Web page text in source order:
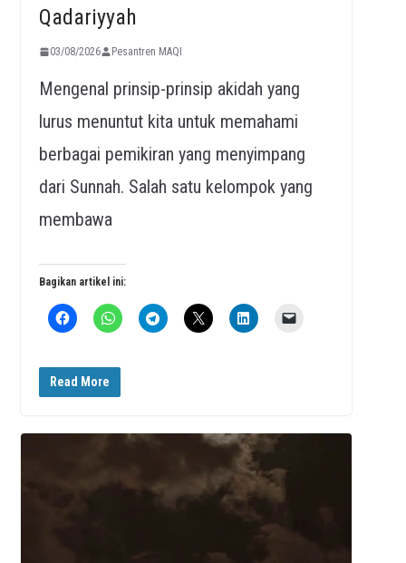
Qadariyyah
03/08/2026 Pesantren MAQI
Mengenal prinsip-prinsip akidah yang
lurus menuntut kita untuk memahami
berbagai pemikiran yang menyimpang
dari Sunnah. Salah satu kelompok yang
membawa
Bagikan artikel ini:
Read More